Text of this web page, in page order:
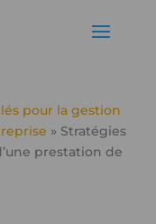
pour la gestion
» Stratégies
prestation de